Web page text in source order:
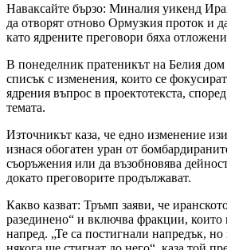
Наваксайте бързо: Миналия уикенд
да отворят отново Ормузкия проток и
като ядрените преговори бяха
В понеделник пратеникът на Белия
списък с изменения, които се
ядрения въпрос в проектотекста,
темата.
Източникът каза, че едно изменение
изнася обогатен уран от
съоръжения или да възобновява
докато преговорите продължават.
Какво казват: Тръмп заяви, че
разединено“ и включва фракции, които
напред. „Те са постигнали напредък,